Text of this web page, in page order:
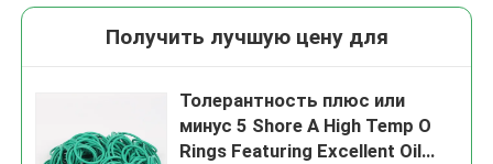
Получить лучшую цену для
Толерантность плюс или
минус 5 Shore A High Temp O
Rings Featuring Excellent Oil